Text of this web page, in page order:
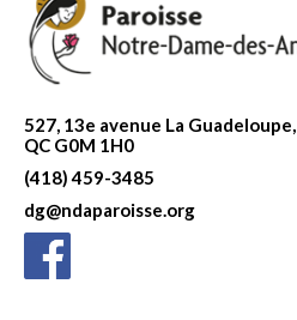
527, 13e avenue La Guadeloupe,
QC G0M 1H0
(418) 459-3485
dg@ndaparoisse.org